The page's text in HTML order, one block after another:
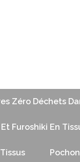
Zéro Déchets
Furoshiki En